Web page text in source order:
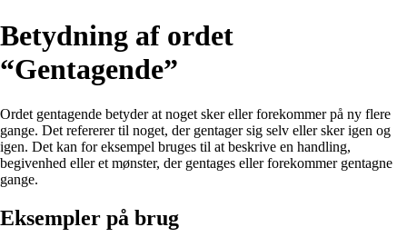
Betydning af ordet
“Gentagende”
Ordet gentagende betyder at noget sker eller forekommer på ny flere
gange. Det refererer til noget, der gentager sig selv eller sker igen og
igen. Det kan for eksempel bruges til at beskrive en handling,
begivenhed eller et mønster, der gentages eller forekommer gentagne
gange.
Eksempler på brug